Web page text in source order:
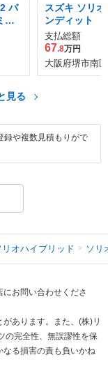
バ
テ
ラ
スズキ ソリ
ンディット
支払総額
67.8万円
大阪府堺市南区
見る
録や複数見積もりがで
リオハイブリッド ソリ
お問い合わせくださ
あります。また、(株)リ
の完全性、無誤謬性を保
る損害の責も負いかね